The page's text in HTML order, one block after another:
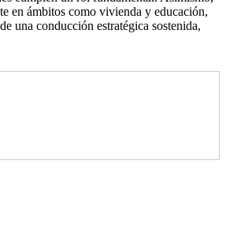
en ámbitos como vivienda y educación,
una conducción estratégica sostenida,